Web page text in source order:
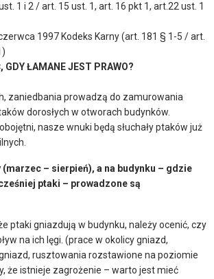
1 i 2 / art. 15 ust. 1, art. 16 pkt 1, art.22 ust. 1
1997 Kodeks Karny (art. 181 § 1-5 / art.
GDY ŁAMANE JEST PRAWO?
zaniedbania prowadzą do zamurowania
dorosłych w otworach budynków.
nasze wnuki będą słuchały ptaków już
– sierpień), a na budynku – gdzie
ptaki – prowadzone są
ptaki gniazdują w budynku, należy ocenić, czy
na ich lęgi. (prace w okolicy gniazd,
rusztowania rozstawione na poziomie
że istnieje zagrożenie – warto jest mieć